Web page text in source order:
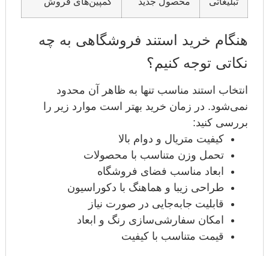
هنگام خرید استند فروشگاهی به چه
نکاتی توجه کنیم؟
انتخاب استند مناسب تنها به ظاهر آن محدود
نمی‌شود. در زمان خرید بهتر است موارد زیر را
بررسی کنید:
کیفیت متریال و دوام بالا
تحمل وزن متناسب با محصولات
ابعاد مناسب فضای فروشگاه
طراحی زیبا و هماهنگ با دکوراسیون
قابلیت جابه‌جایی در صورت نیاز
امکان سفارشی‌سازی رنگ و ابعاد
قیمت متناسب با کیفیت